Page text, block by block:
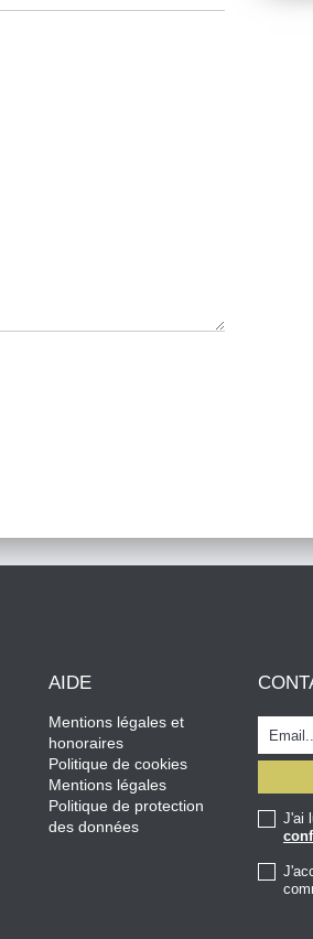
AIDE
Mentions légales et
honoraires
Politique de cookies
Mentions légales
Politique de protection
des données
J'ai